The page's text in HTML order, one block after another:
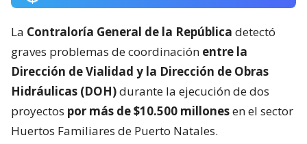
La Contraloría General de la República detectó
graves problemas de coordinación entre la
Dirección de Vialidad y la Dirección de Obras
Hidráulicas (DOH)durante la ejecución de dos
proyectos por más de $10.500 millonesen el sector
Huertos Familiares de Puerto Natales.